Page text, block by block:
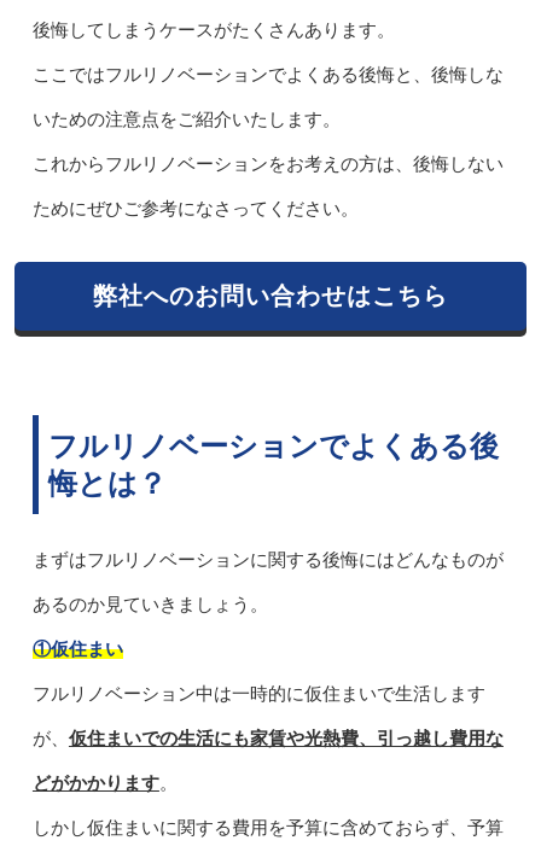
後悔してしまうケースがたくさんあります。
ここではフルリノベーションでよくある後悔と、後悔しな
いための注意点をご紹介いたします。
これからフルリノベーションをお考えの方は、後悔しない
ためにぜひご参考になさってください。
弊社へのお問い合わせはこちら
フルリノベーションでよくある後
悔とは？
まずはフルリノベーションに関する後悔にはどんなものが
あるのか見ていきましょう。
①仮住まい
フルリノベーション中は一時的に仮住まいで生活します
が、 仮住まいでの生活にも家賃や光熱費、引っ越し費用な
どがかかります。
しかし仮住まいに関する費用を予算に含めておらず、予算